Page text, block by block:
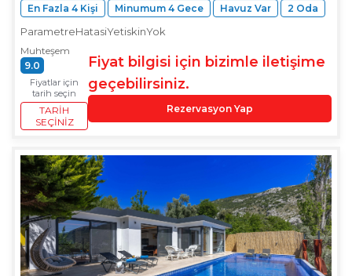
En Fazla 4 Kişi Minumum 4 Gece Havuz Var 2 Oda
ParametreHatasiYetiskinYok
Muhteşem
9.0
Fiyatlar için
tarih seçin
TARIH
SEÇINIZ
Fiyat bilgisi için bizimle iletişime
geçebilirsiniz.
Rezervasyon Yap